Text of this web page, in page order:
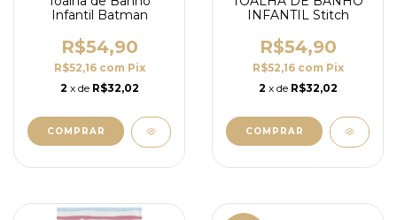
Infantil Batman
R$54,90
R$52,16 com Pix
2 x de R$32,02
INFANTIL Stitch
R$54,90
R$52,16 com Pix
2 x de R$32,02